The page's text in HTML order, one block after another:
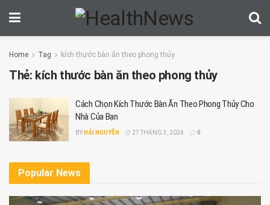
Home Tag kích thước bàn ăn theo phong thủy
Thẻ: kích thước bàn ăn theo phong thủy
Cách Chọn Kích Thước Bàn Ăn Theo Phong Thủy Cho
Nhà Của Bạn
BY HẢI NGUYỄN 27 THÁNG 3, 2024 0
Popular News